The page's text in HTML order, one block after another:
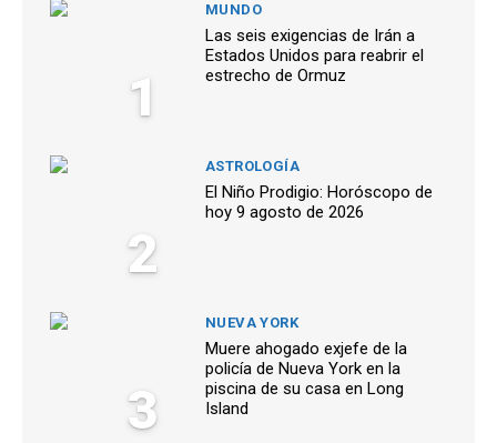
1
MUNDO
Las seis exigencias de Irán a
Estados Unidos para reabrir el
estrecho de Ormuz
2
ASTROLOGÍA
El Niño Prodigio: Horóscopo de
hoy 9 agosto de 2026
3
NUEVA YORK
Muere ahogado exjefe de la
policía de Nueva York en la
piscina de su casa en Long
Island